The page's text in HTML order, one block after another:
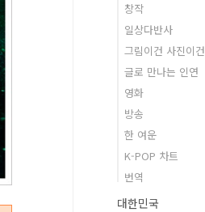
창작
일상다반사
그림이건 사진이건
글로 만나는 인연
영화
방송
한 여운
K-POP 차트
번역
대한민국